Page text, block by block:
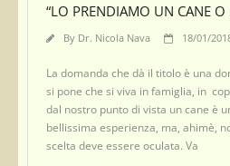
“LO PRENDIAMO UN CANE O
By Dr. Nicola Nava 18/01/
La domanda che dà il titolo è una
si pone che si viva in famiglia, in
dal nostro punto di vista un cane è
bellissima esperienza, ma, ahimè,
scelta deve essere oculata. Va